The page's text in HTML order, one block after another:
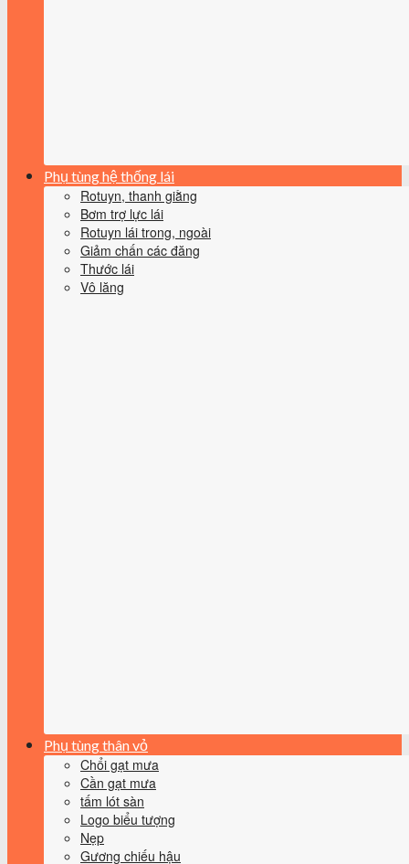
Phụ tùng hệ thống lái
Rotuyn, thanh giằng
Bơm trợ lực lái
Rotuyn lái trong, ngoài
Giảm chấn các đăng
Thước lái
Vô lăng
Phụ tùng thân vỏ
Chổi gạt mưa
Cần gạt mưa
tấm lót sàn
Logo biểu tượng
Nẹp
Gương chiếu hậu